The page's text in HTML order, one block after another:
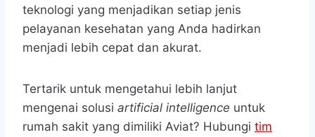
teknologi yang menjadikan setiap jenis
pelayanan kesehatan yang Anda hadirkan
menjadi lebih cepat dan akurat.
Tertarik untuk mengetahui lebih lanjut
mengenai solusi artificial intelligence untuk
rumah sakit yang dimiliki Aviat? Hubungi tim